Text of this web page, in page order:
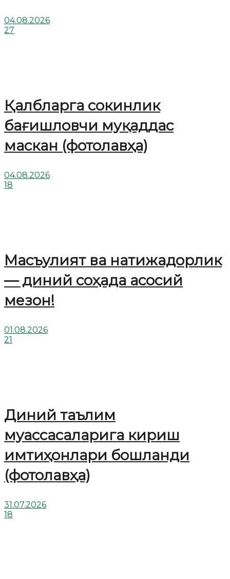
04.08.2026
27
Қалбларга сокинлик
бағишловчи муқаддас
маскан (фотолавҳа)
04.08.2026
18
Масъулият ва натижадорлик
— диний соҳада асосий
мезон!
01.08.2026
21
Диний таълим
муассасаларига кириш
имтиҳонлари бошланди
(фотолавҳа)
31.07.2026
18